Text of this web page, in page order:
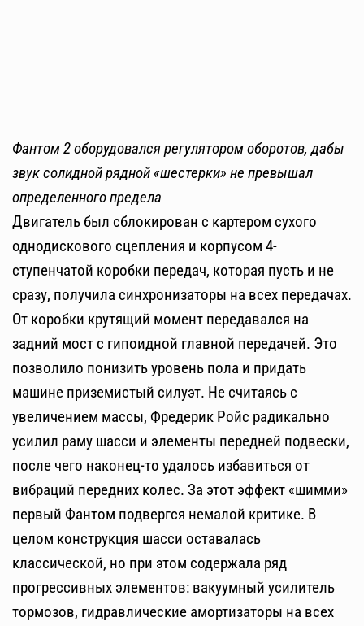
Фантом 2 оборудовался регулятором оборотов, дабы
звук солидной рядной «шестерки» не превышал
определенного предела
Двигатель был сблокирован с картером сухого
однодискового сцепления и корпусом 4-
ступенчатой коробки передач, которая пусть и не
сразу, получила синхронизаторы на всех передачах.
От коробки крутящий момент передавался на
задний мост с гипоидной главной передачей. Это
позволило понизить уровень пола и придать
машине приземистый силуэт. Не считаясь с
увеличением массы, Фредерик Ройс радикально
усилил раму шасси и элементы передней подвески,
после чего наконец-то удалось избавиться от
вибраций передних колес. За этот эффект «шимми»
первый Фантом подвергся немалой критике. В
целом конструкция шасси оставалась
классической, но при этом содержала ряд
прогрессивных элементов: вакуумный усилитель
тормозов, гидравлические амортизаторы на всех